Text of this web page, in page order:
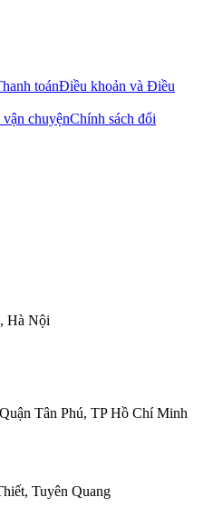
toánĐiều khoản và Điều
chuyệnChính sách đổi
Hà Nội
Tân Phú, TP Hồ Chí Minh
Tuyên Quang